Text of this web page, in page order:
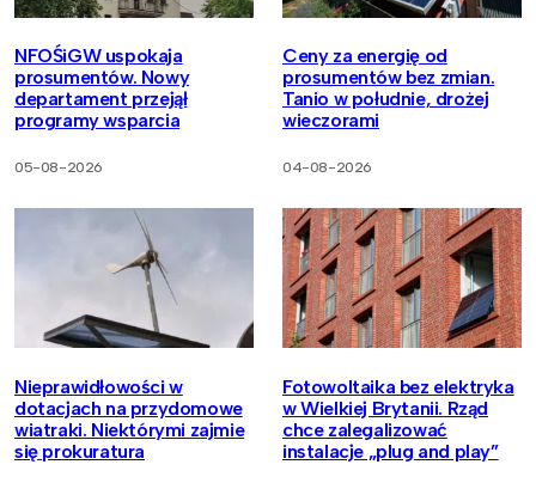
NFOŚiGW uspokaja
prosumentów. Nowy
departament przejął
programy wsparcia
05-08-2026
Ceny za energię od
prosumentów bez zmian.
Tanio w południe, drożej
wieczorami
04-08-2026
Nieprawidłowości w
dotacjach na przydomowe
wiatraki. Niektórymi zajmie
się prokuratura
Fotowoltaika bez elektryka
w Wielkiej Brytanii. Rząd
chce zalegalizować
instalacje „plug and play”